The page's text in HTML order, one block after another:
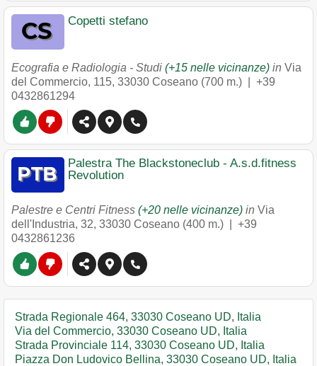
Copetti stefano
Ecografia e Radiologia - Studi (+15 nelle vicinanze) in Via
del Commercio, 115, 33030 Coseano (700 m.) | +39
0432861294
Palestra The Blackstoneclub - A.s.d.fitness
Revolution
Palestre e Centri Fitness (+20 nelle vicinanze) in Via
dell'Industria, 32, 33030 Coseano (400 m.) | +39
0432861236
Strada Regionale 464, 33030 Coseano UD, Italia
Via del Commercio, 33030 Coseano UD, Italia
Strada Provinciale 114, 33030 Coseano UD, Italia
Piazza Don Ludovico Bellina, 33030 Coseano UD, Italia